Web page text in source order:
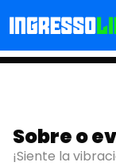
LÁ
Sobre o
¡Siente la